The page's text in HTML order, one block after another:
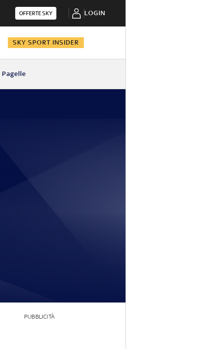
OFFERTE SKY LOGIN
SKY SPORT INSIDER
Pagelle
PUBBLICITÀ